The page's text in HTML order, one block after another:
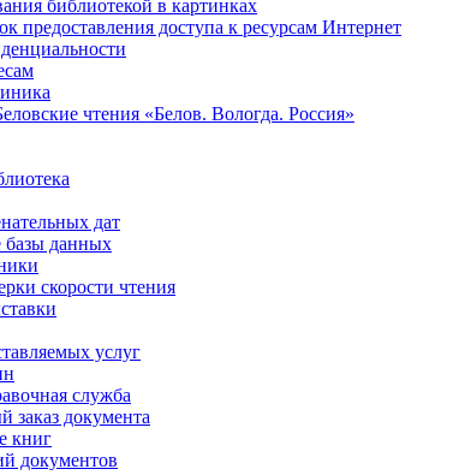
библиотекой в картинках
предоставления доступа к ресурсам Интернет
чтения «Белов. Вологда. Россия»
дат
базы данных
скорости чтения
услуг
служба
заказ документа
книг
документов